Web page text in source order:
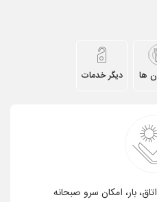
ها دیگر خدمات
بار، امکان سرو صبحانه